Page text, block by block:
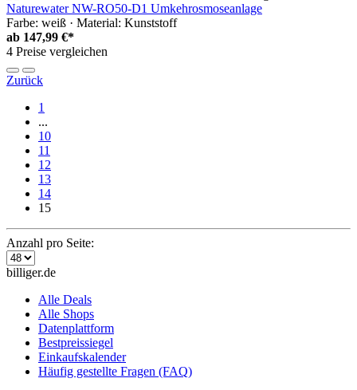
Naturewater NW-RO50-D1 Umkehrosmoseanlage
Farbe: weiß · Material: Kunststoff
ab 147,99 €*
4 Preise vergleichen
Zurück
1
...
10
11
12
13
14
15
Anzahl pro Seite:
billiger.de
Alle Deals
Alle Shops
Datenplattform
Bestpreissiegel
Einkaufskalender
Häufig gestellte Fragen (FAQ)